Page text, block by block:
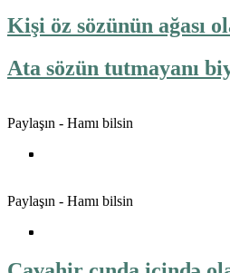
Kişi öz sözünün ağası
Ata sözün tutmayanı
Paylaşın - Hamı bilsin
Paylaşın - Hamı bilsin